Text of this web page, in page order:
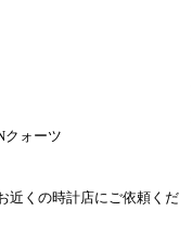
クォーツ
近くの時計店にご依頼くだ